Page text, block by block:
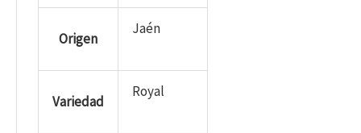
Origen
Jaén
Variedad
Royal